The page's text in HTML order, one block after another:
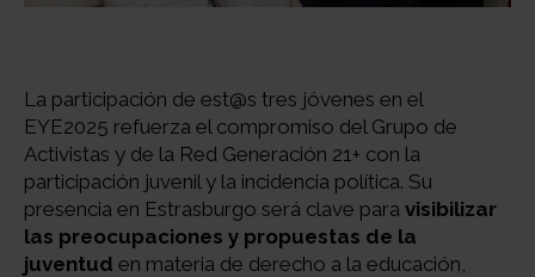
La participación de est@s tres jóvenes en el
EYE2025 refuerza el compromiso del Grupo de
Activistas y de la Red Generación 21+ con la
participación juvenil y la incidencia política. Su
presencia en Estrasburgo será clave paravisibilizar
las preocupaciones y propuestas de la
juventuden materia de derecho a la educación,